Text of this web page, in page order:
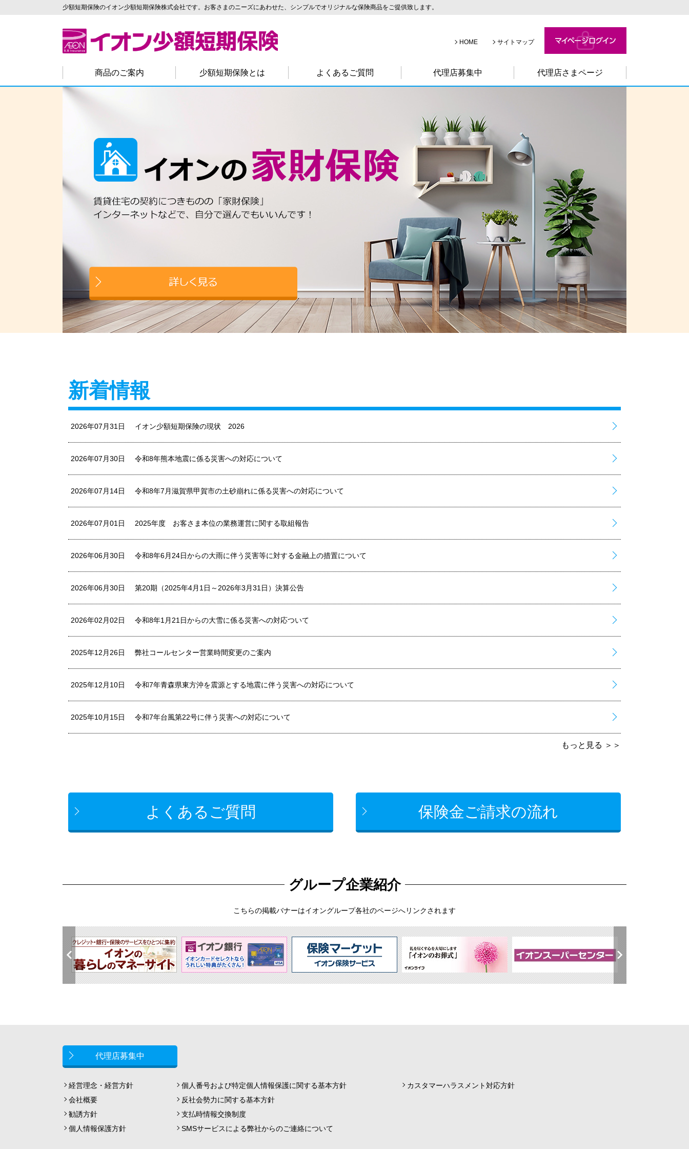
少額短期保険のイオン少額短期保険株式会社です。お客さまのニーズにあわせた、シンプルでオリジナルな保険商品をご提供致します。
HOME サイトマップ
商品のご案内 少額短期保険とは よくあるご質問 代理店募集中 代理店さまページ
新着情報
2026年07月31日 イオン少額短期保険の現状 2026
2026年07月30日 令和8年熊本地震に係る災害への対応について
2026年07月14日 令和8年7月滋賀県甲賀市の土砂崩れに係る災害への対応について
2026年07月01日 2025年度 お客さま本位の業務運営に関する取組報告
2026年06月30日 令和8年6月24日からの大雨に伴う災害等に対する金融上の措置について
2026年06月30日 第20期（2025年4月1日～2026年3月31日）決算公告
2026年02月02日 令和8年1月21日からの大雪に係る災害への対応ついて
2025年12月26日 弊社コールセンター営業時間変更のご案内
2025年12月10日 令和7年青森県東方沖を震源とする地震に伴う災害への対応について
2025年10月15日 令和7年台風第22号に伴う災害への対応について
もっと見る ＞＞
よくあるご質問 保険金ご請求の流れ
グループ企業紹介
こちらの掲載バナーはイオングループ各社のページへリンクされます
代理店募集中
経営理念・経営方針
会社概要
勧誘方針
個人情報保護方針
個人番号および特定個人情報保護に関する基本方針
反社会勢力に関する基本方針
支払時情報交換制度
SMSサービスによる弊社からのご連絡について
カスタマーハラスメント対応方針